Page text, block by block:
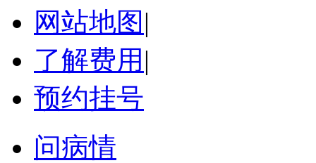
网站地图 |
了解费用 |
预约挂号
问病情